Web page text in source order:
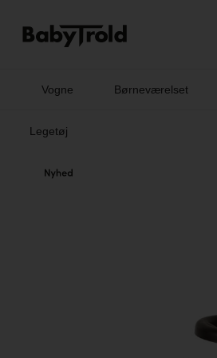
Vogne Børneværelset
Legetøj